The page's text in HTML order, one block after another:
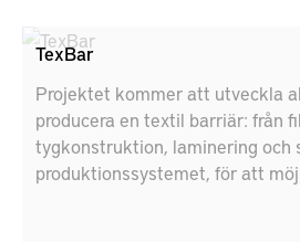
TexBar
Projektet kommer att utveckla
producera en textil barriär: från
tygkonstruktion, laminering och
produktionssystemet, för att